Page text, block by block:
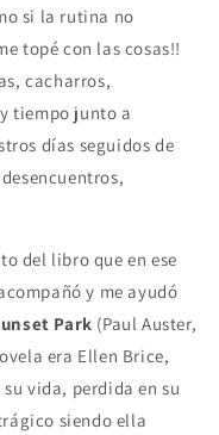
si la rutina no
topé con las cosas!!
cacharros,
tiempo junto a
días seguidos de
del libro que en ese
y me ayudó
Park (Paul Auster,
era Ellen Brice,
vida, perdida en su
siendo ella